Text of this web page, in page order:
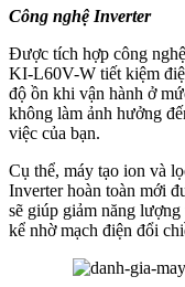
Công nghệ Inverter
Được tích hợp công
KI-L60V-W tiết kiệm
độ ồn khi vận hành ở
không làm ảnh hưởng
việc của bạn.
Cụ thể, máy tạo ion và
Inverter hoàn toàn mới
sẽ giúp giảm năng
kể nhờ mạch điện đổi